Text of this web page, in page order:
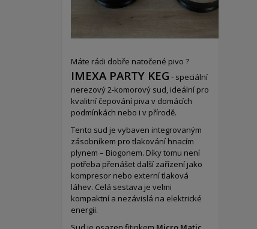
Máte rádi dobře natočené pivo ?
IMEXA PARTY KEG - speciální
nerezový 2-komorový sud, ideální pro
kvalitní čepování piva v domácích
podmínkách nebo i v přírodě.
Tento sud je vybaven integrovaným
zásobníkem pro tlakování hnacím
plynem – Biogonem. Díky tomu není
potřeba přenášet další zařízení jako
kompresor nebo externí tlaková
láhev. Celá sestava je velmi
kompaktní a nezávislá na elektrické
energii.